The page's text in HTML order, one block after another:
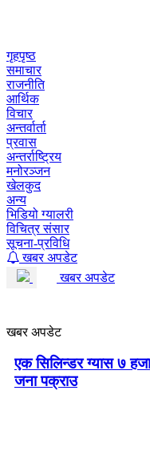
गृहपृष्ठ
समाचार
राजनीति
आर्थिक
विचार
अन्तर्वार्ता
प्रवास
अन्तर्राष्ट्रिय
मनोरञ्जन
खेलकुद
अन्य
भिडियो ग्यालरी
विचित्र संसार
सूचना-प्रविधि
खबर अपडेट
खबर अपडेट
खबर अपडेट
एक सिलिन्डर ग्यास ७
जना पक्राउ